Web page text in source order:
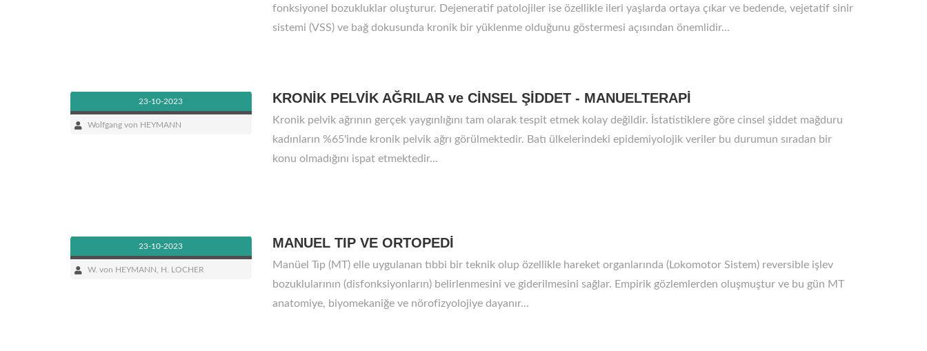
fonksiyonel bozukluklar oluşturur. Dejeneratif patolojiler ise özellikle ileri yaşlarda ortaya çıkar ve bedende, vejetatif sinir
sistemi (VSS) ve bağ dokusunda kronik bir yüklenme olduğunu göstermesi açısından önemlidir...
23-10-2023
Wolfgang von HEYMANN
KRONİK PELVİK AĞRILAR ve CİNSEL ŞİDDET - MANUELTERAPİ
Kronik pelvik ağrının gerçek yaygınlığını tam olarak tespit etmek kolay değildir. İstatistiklere göre cinsel şiddet mağduru
kadınların %65'inde kronik pelvik ağrı görülmektedir. Batı ülkelerindeki epidemiyolojik veriler bu durumun sıradan bir
konu olmadığını ispat etmektedir...
23-10-2023
W. von HEYMANN, H. LOCHER
MANUEL TIP VE ORTOPEDİ
Manüel Tıp (MT) elle uygulanan tıbbi bir teknik olup özellikle hareket organlarında (Lokomotor Sistem) reversible işlev
bozuklularının (disfonksiyonların) belirlenmesini ve giderilmesini sağlar. Empirik gözlemlerden oluşmuştur ve bu gün MT
anatomiye, biyomekaniğe ve nörofizyolojiye dayanır...